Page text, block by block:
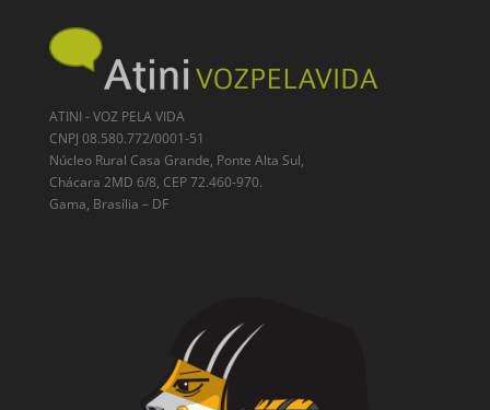
ATINI - VOZ PELA VIDA
CNPJ 08.580.772/0001-51
Núcleo Rural Casa Grande, Ponte Alta Sul,
Chácara 2MD 6/8, CEP 72.460-970.
Gama, Brasília – DF